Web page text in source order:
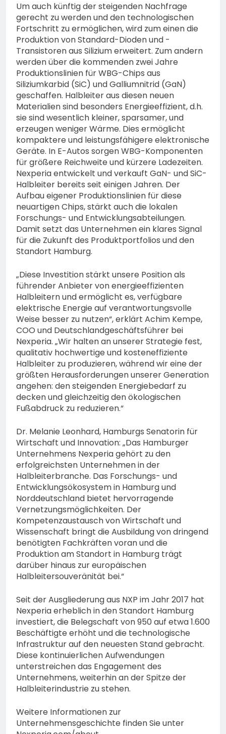
Um auch künftig der steigenden Nachfrage
gerecht zu werden und den technologischen
Fortschritt zu ermöglichen, wird zum einen die
Produktion von Standard-Dioden und -
Transistoren aus Silizium erweitert. Zum andern
werden über die kommenden zwei Jahre
Produktionslinien für WBG-Chips aus
Siliziumkarbid (SiC) und Galliumnitrid (GaN)
geschaffen. Halbleiter aus diesen neuen
Materialien sind besonders Energieeffizient, d.h.
sie sind wesentlich kleiner, sparsamer, und
erzeugen weniger Wärme. Dies ermöglicht
kompaktere und leistungsfähigere elektronische
Geräte. In E-Autos sorgen WBG-Komponenten
für größere Reichweite und kürzere Ladezeiten.
Nexperia entwickelt und verkauft GaN- und SiC-
Halbleiter bereits seit einigen Jahren. Der
Aufbau eigener Produktionslinien für diese
neuartigen Chips, stärkt auch die lokalen
Forschungs- und Entwicklungsabteilungen.
Damit setzt das Unternehmen ein klares Signal
für die Zukunft des Produktportfolios und den
Standort Hamburg.
„Diese Investition stärkt unsere Position als
führender Anbieter von energieeffizienten
Halbleitern und ermöglicht es, verfügbare
elektrische Energie auf verantwortungsvolle
Weise besser zu nutzen“, erklärt Achim Kempe,
COO und Deutschlandgeschäftsführer bei
Nexperia. „Wir halten an unserer Strategie fest,
qualitativ hochwertige und kosteneffiziente
Halbleiter zu produzieren, während wir eine der
größten Herausforderungen unserer Generation
angehen: den steigenden Energiebedarf zu
decken und gleichzeitig den ökologischen
Fußabdruck zu reduzieren.“
Dr. Melanie Leonhard, Hamburgs Senatorin für
Wirtschaft und Innovation: „Das Hamburger
Unternehmens Nexperia gehört zu den
erfolgreichsten Unternehmen in der
Halbleiterbranche. Das Forschungs- und
Entwicklungsökosystem in Hamburg und
Norddeutschland bietet hervorragende
Vernetzungsmöglichkeiten. Der
Kompetenzaustausch von Wirtschaft und
Wissenschaft bringt die Ausbildung von dringend
benötigten Fachkräften voran und die
Produktion am Standort in Hamburg trägt
darüber hinaus zur europäischen
Halbleitersouveränität bei.“
Seit der Ausgliederung aus NXP im Jahr 2017 hat
Nexperia erheblich in den Standort Hamburg
investiert, die Belegschaft von 950 auf etwa 1.600
Beschäftigte erhöht und die technologische
Infrastruktur auf den neuesten Stand gebracht.
Diese kontinuierlichen Aufwendungen
unterstreichen das Engagement des
Unternehmens, weiterhin an der Spitze der
Halbleiterindustrie zu stehen.
Weitere Informationen zur
Unternehmensgeschichte finden Sie unter